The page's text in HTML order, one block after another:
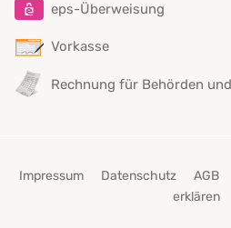
eps-Überweisung
Vorkasse
Rechnung für Behörden
Impressum Datenschutz AGB
erklären